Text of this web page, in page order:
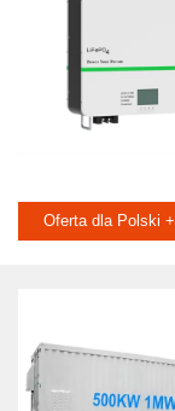
Oferta dla Polski +